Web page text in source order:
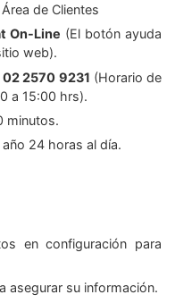
de Clientes
On-Line (El botón ayuda
web).
02 2570 9231 (Horario de
a 15:00 hrs).
minutos.
24 horas al día.
en configuración para
asegurar su información.